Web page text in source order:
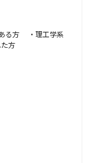
ある方 ・理工学系
方